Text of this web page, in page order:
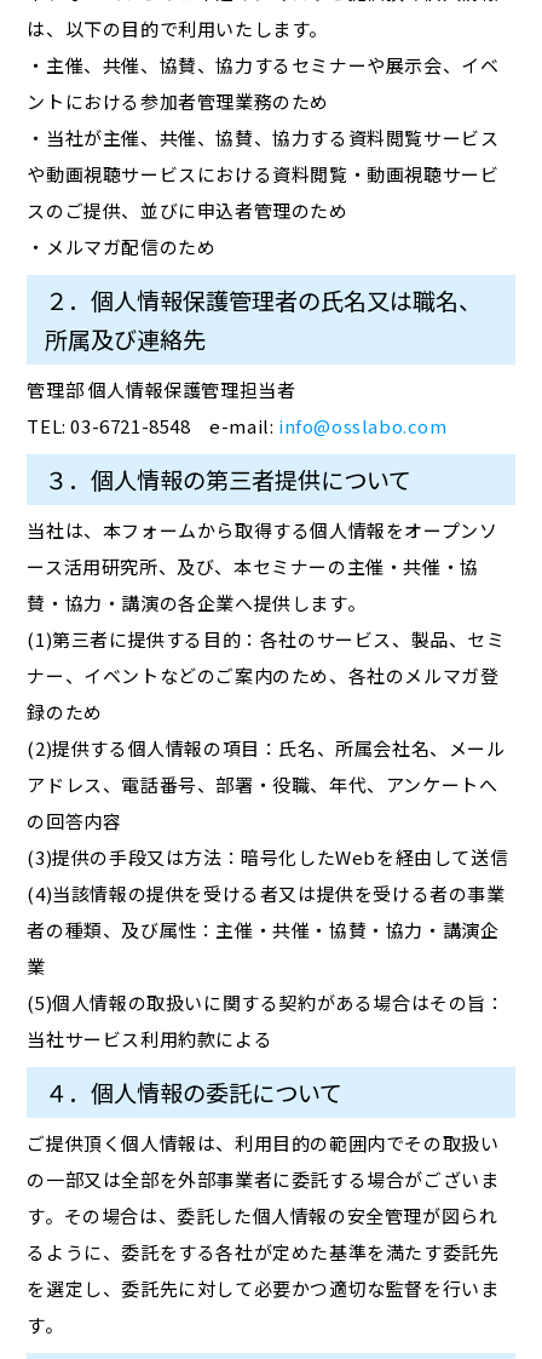
は、以下の目的で利用いたします。
・主催、共催、協賛、協力するセミナーや展示会、イベ
ントにおける参加者管理業務のため
・当社が主催、共催、協賛、協力する資料閲覧サービス
や動画視聴サービスにおける資料閲覧・動画視聴サービ
スのご提供、並びに申込者管理のため
・メルマガ配信のため
２．個人情報保護管理者の氏名又は職名、
所属及び連絡先
管理部 個人情報保護管理担当者
TEL: 03-6721-8548 e-mail: info@osslabo.com
３．個人情報の第三者提供について
当社は、本フォームから取得する個人情報をオープンソ
ース活用研究所、及び、本セミナーの主催・共催・協
賛・協力・講演の各企業へ提供します。
(1)第三者に提供する目的：各社のサービス、製品、セミ
ナー、イベントなどのご案内のため、各社のメルマガ登
録のため
(2)提供する個人情報の項目：氏名、所属会社名、メール
アドレス、電話番号、部署・役職、年代、アンケートへ
の回答内容
(3)提供の手段又は方法：暗号化したWebを経由して送信
(4)当該情報の提供を受ける者又は提供を受ける者の事業
者の種類、及び属性：主催・共催・協賛・協力・講演企
業
(5)個人情報の取扱いに関する契約がある場合はその旨：
当社サービス利用約款による
４．個人情報の委託について
ご提供頂く個人情報は、利用目的の範囲内でその取扱い
の一部又は全部を外部事業者に委託する場合がございま
す。その場合は、委託した個人情報の安全管理が図られ
るように、委託をする各社が定めた基準を満たす委託先
を選定し、委託先に対して必要かつ適切な監督を行いま
す。